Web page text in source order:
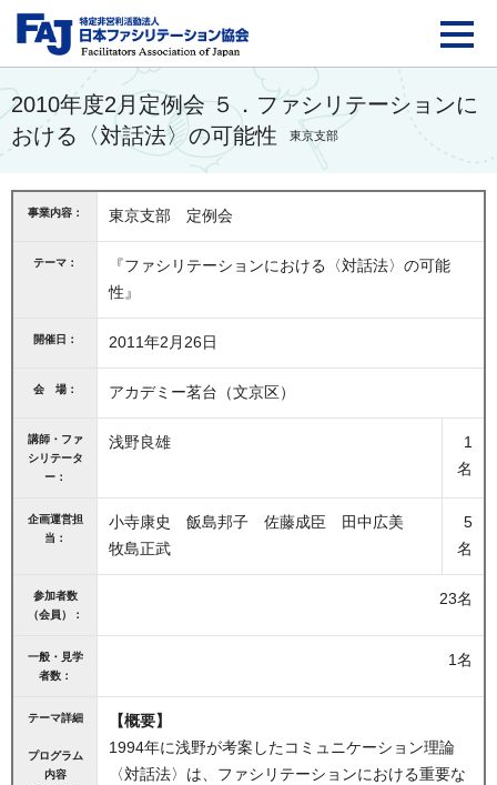
FAJ：特定非営利活動
2010年度2月定例会 ５．ファシリテーションに
おける〈対話法〉の可能性
東京支部
事業内容： 東京支部 定例会
テーマ：
『ファシリテーションにおける〈対話法〉の可能
性』
開催日： 2011年2月26日
会 場： アカデミー茗台（文京区）
講師・ファ
シリテータ
ー：
浅野良雄
1
名
企画運営担
当：
小寺康史 飯島邦子 佐藤成臣 田中広美
牧島正武
5
名
参加者数
（会員）：
23名
一般・見学
者数：
1名
テーマ詳細
プログラム
内容
【概要】
1994年に浅野が考案したコミュニケーション理論
〈対話法〉は、ファシリテーションにおける重要な